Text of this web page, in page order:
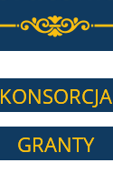
KONSORCJA
GRANTY